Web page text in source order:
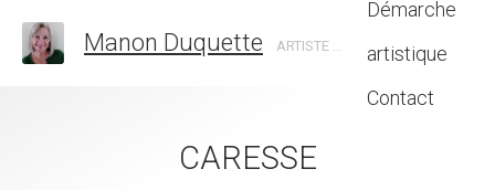
Manon Duquette ARTISTE EN ART ABSTRAIT, CANADA
Démarche
artistique
Contact
CARESSE